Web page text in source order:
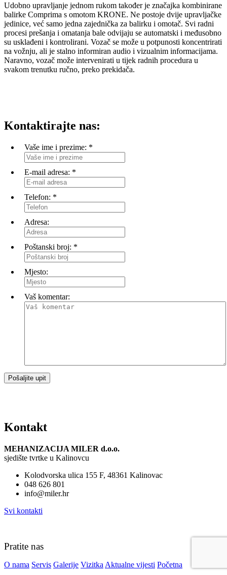
Udobno upravljanje jednom rukom također je značajka kombinirane
balirke Comprima s omotom KRONE. Ne postoje dvije upravljačke
jedinice, već samo jedna zajednička za balirku i omotač. Svi radni
procesi prešanja i omatanja bale odvijaju se automatski i međusobno
su usklađeni i kontrolirani. Vozač se može u potpunosti koncentrirati
na vožnju, ali je stalno informiran audio i vizualnim informacijama.
Naravno, vozač može intervenirati u tijek radnih procedura u
svakom trenutku ručno, preko prekidača.
Kontaktirajte nas:
Vaše ime i prezime: *
E-mail adresa: *
Telefon: *
Adresa:
Poštanski broj: *
Mjesto:
Vaš komentar:
Kontakt
MEHANIZACIJA MILER d.o.o.
sjedište tvrtke u Kalinovcu
Kolodvorska ulica 155 F, 48361 Kalinovac
048 626 801
info@miler.hr
Svi kontakti
Pratite nas
O nama Servis Galerije Vizitka Aktualne vijesti Početna